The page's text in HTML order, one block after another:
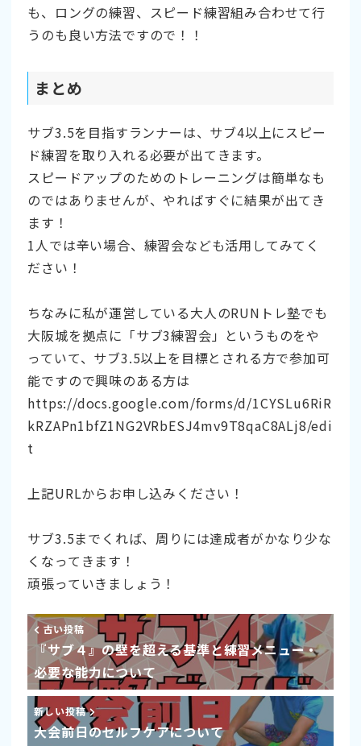
も、ロングの練習、スピード練習組み合わせて行
うのも良い方法ですので！！
まとめ
サブ3.5を目指すランナーは、サブ4以上にスピー
ド練習を取り入れる必要が出てきます。
スピードアップのためのトレーニングは簡単なも
のではありませんが、やればすぐに結果が出てき
ます！
1人では辛い場合、練習会なども活用してみてく
ださい！
ちなみに私が運営している大人のRUNトレ塾でも
大阪城を拠点に「サブ3練習会」というものをや
っていて、サブ3.5以上を目標とされる方で参加可
能ですので興味のある方は
https://docs.google.com/forms/d/1CYSLu6RiR
kRZAPn1bfZ1NG2VRbESJ4mv9T8qaC8ALj8/edi
t
上記URLからお申し込みください！
サブ3.5までくれば、周りには達成者がかなり少な
くなってきます！
頑張っていきましょう！
古い投稿
『サブ４』の壁を超える基準と練習メニュー・
必要な能力について
新しい投稿
大会前日のセルフケアについて